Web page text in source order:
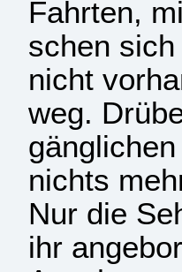
Fahr­ten,
schen
nicht
weg.
nichts
Nur die
ihr